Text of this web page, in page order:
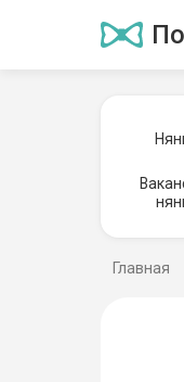
Главная